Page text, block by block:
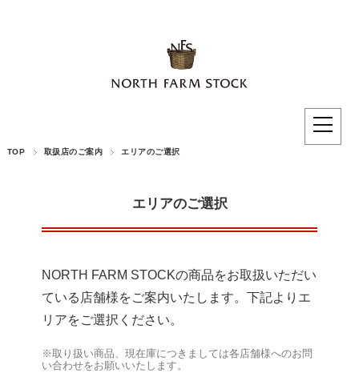
TOP 取扱店のご案内 エリアのご選択
エリアのご選択
NORTH FARM STOCKの商品をお取扱いただい
ている店舗様をご案内いたします。下記よりエ
リアをご選択ください。
※取り扱い商品、現在庫につきましては各店舗様へのお問
い合わせをお願いいたします。